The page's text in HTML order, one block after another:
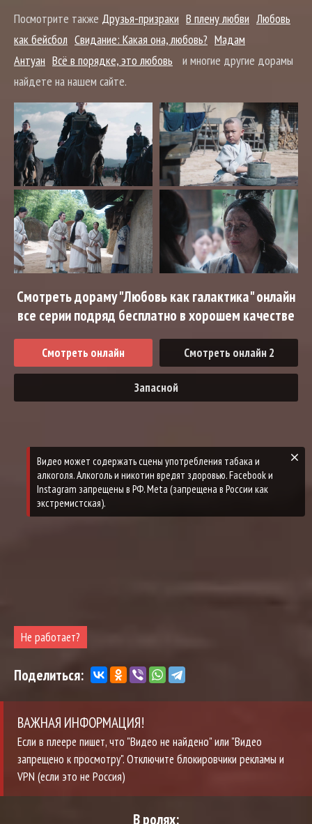
Посмотрите также Друзья-призраки В плену любви Любовь
как бейсбол Свидание: Какая она, любовь? Мадам
Антуан Всё в порядке, это любовь
и многие другие дорамы
найдете на нашем сайте.
Смотреть дораму "Любовь как галактика" онлайн
все серии подряд бесплатно в хорошем качестве
Смотреть онлайн Смотреть онлайн 2
Запасной
Не работает?
Поделиться:
ВАЖНАЯ ИНФОРМАЦИЯ!
Если в плеере пишет, что "Видео не найдено" или "Видео
запрещено к просмотру". Отключите блокировчики рекламы и
VPN (если это не Россия)
В ролях: